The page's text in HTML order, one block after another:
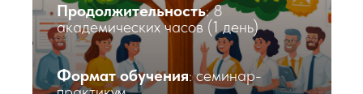
Продолжительность: 8
академических часов (1 день)
Формат обучения: семинар-